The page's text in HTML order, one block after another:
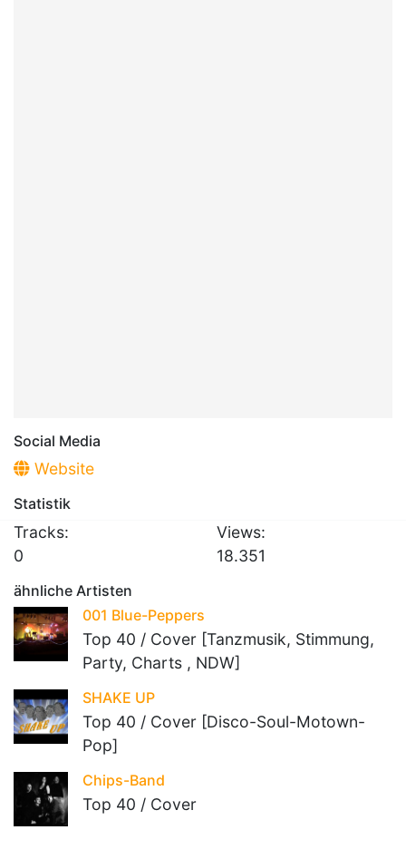
Social Media
Website
Statistik
Tracks:
0
Views:
18.351
ähnliche Artisten
001 Blue-Peppers
Top 40 / Cover [Tanzmusik, Stimmung,
Party, Charts , NDW]
SHAKE UP
Top 40 / Cover [Disco-Soul-Motown-
Pop]
Chips-Band
Top 40 / Cover